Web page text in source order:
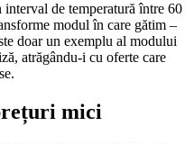
de temperatură între 60
modul în care gătim –
doar un exemplu al modului
atrăgându-i cu oferte care
mici